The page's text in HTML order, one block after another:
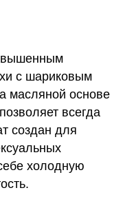
с шариковым
масляной основе
всегда
создан для
холодную